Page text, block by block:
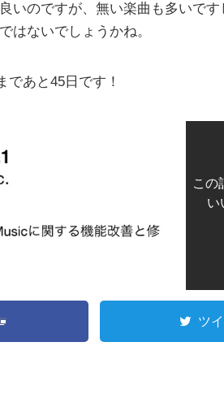
いのですが、無い楽曲も多いで
はないでしょうかね。
であと45日です！
この
い
ツ